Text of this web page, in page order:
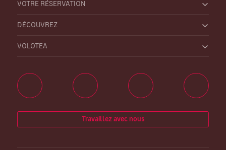
VOTRE RÉSERVATION
DÉCOUVREZ
VOLOTEA
Travaillez avec nous